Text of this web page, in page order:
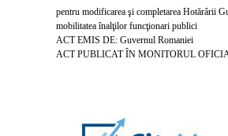
pentru modificarea şi completarea Hotărârii
mobilitatea înalţilor funcţionari publici
ACT EMIS DE: Guvernul Romaniei
ACT PUBLICAT ÎN MONITORUL